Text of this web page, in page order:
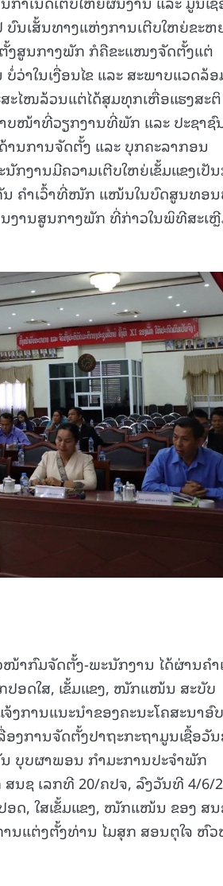
ນເສັ້ນທາງແຫ່ງການເຕີບໃຫຍ່ຂະຫ
ງສູນກາງພັກ ກໍຄືຂະແໜງຈັດຕັ້ງແຕ່
າໃນເງື່ອນໄຂ ແລະ ສະພາບແວດລ້ອ
ະໄໜລ້ວນແຕ່ໄດ້ສຸມທຸກເຫື່ອແຮງສະຕິ
ບໜ້າທີ່ວຽກງານທີ່ພັກ ແລະ ປະຊາຊົ
ນການຈັດຕັ້ງ ແລະ ບຸກຄະລາກອນ
ງານມີຄວາມເຕີບໃຫຍ່ເຂັ້ມແຂງເປັ
ຄັນ ຄໍາເວົ້າທີ່ໜັກ ແໜ້ນໃນບົດສູນທອ
ງານສູນກາງພັກ ທີ່ກ່າວໃນພິທີສະເ
າກົມຈັດຕັ້ງ-ພະນັກງານ ໄດ້ຜ່ານຄໍາ
ອດໃສ, ເຂັ້ມແຂງ, ໜັກແໜ້ນ ສະບັບ
ງການແນະນໍາຂອງຄະນະໂຄສະນາອົ
ງການຈັດຕັ້ງປາຖະກະຖາມູນເຊື້ອວັນ
ບຸບຜາພອນ ກໍາມະການປະຈໍາພັກ
ນຊ ເລກທີ 20/ຄປຈ, ລົງວັນທີ 4/6/
ດ, ໃສເຂັ້ມແຂງ, ໜັກແໜ້ນ ຂອງ ສ
ານແຕ່ງຕັ້ງທ່ານ ໄມສຸກ ສອນຕຸໃຈ ຫົ